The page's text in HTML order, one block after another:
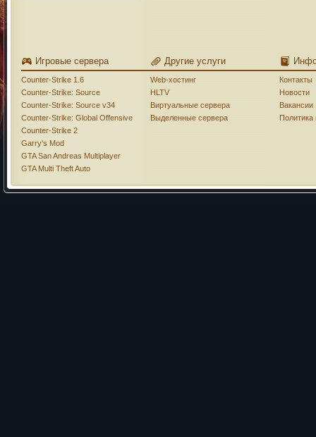
Игровые сервера
Counter-Strike 1.6
Counter-Strike: Source
Counter-Strike: Source v34
Counter-Strike: Global Offensive
Counter-Strike 2
Garry's Mod
GTA San Andreas Multiplayer
GTA Multi Theft Auto
Другие услуги
Web-хостинг
HLTV
Виртуальные сервера
Выделенные сервера
Контакты
Новости
Вакансии
Политика